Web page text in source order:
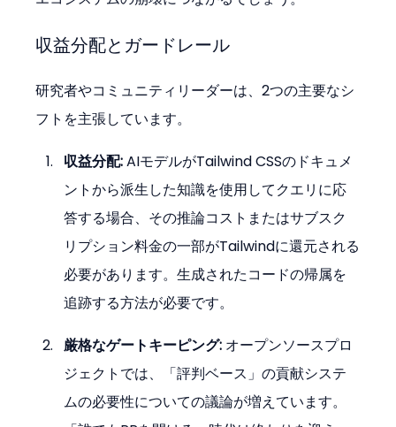
収益分配とガードレール
研究者やコミュニティリーダーは、2つの主要なシ
フトを主張しています。
収益分配: AIモデルがTailwind CSSのドキュメ
ントから派生した知識を使用してクエリに応
答する場合、その推論コストまたはサブスク
リプション料金の一部がTailwindに還元される
必要があります。生成されたコードの帰属を
追跡する方法が必要です。
厳格なゲートキーピング: オープンソースプロ
ジェクトでは、「評判ベース」の貢献システ
ムの必要性についての議論が増えています。